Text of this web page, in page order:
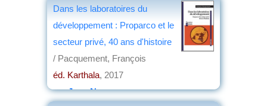
Dans les laboratoires du
développement : Proparco et le
secteur privé, 40 ans d'histoire
/ Pacquement, François
éd. Karthala, 2017
parJean Nemo